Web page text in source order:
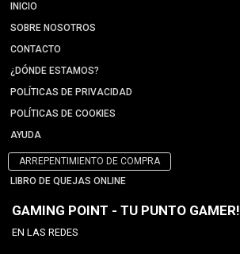
INICIO
SOBRE NOSOTROS
CONTACTO
¿DÓNDE ESTAMOS?
POLÍTICAS DE PRIVACIDAD
POLÍTICAS DE COOKIES
AYUDA
ARREPENTIMIENTO DE COMPRA
LIBRO DE QUEJAS ONLINE
GAMING POINT - TU PUNTO GAMER!
EN LAS REDES